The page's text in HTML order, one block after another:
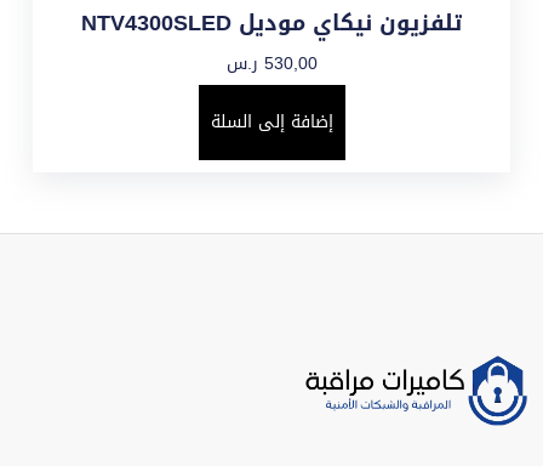
تلفزيون نيكاي موديل NTV4300SLED
530,00 ر.س
إضافة إلى السلة